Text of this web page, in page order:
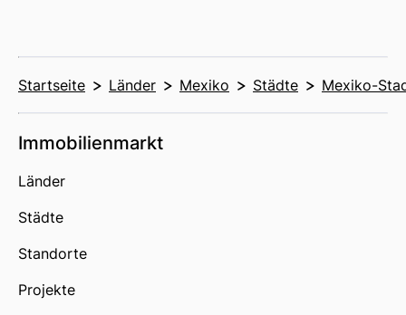
Startseite Länder Mexiko Städte Mexiko-
Immobilienmarkt
Länder
Städte
Standorte
Projekte